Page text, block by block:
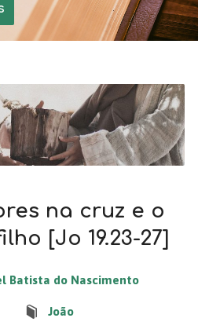
na cruz e o
[Jo 19.23-27]
Batista do Nascimento
João